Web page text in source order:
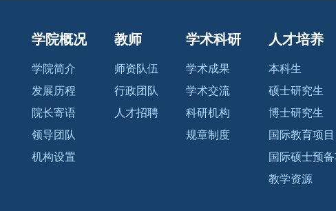
学院概况
学院简介
发展历程
院长寄语
领导团队
机构设置
教师
师资队伍
行政团队
人才招聘
学术科研
学术成果
学术交流
科研机构
规章制度
人才培养
本科生
硕士研究生
博士研究生
国际教育项目
国际硕士预备
教学资源